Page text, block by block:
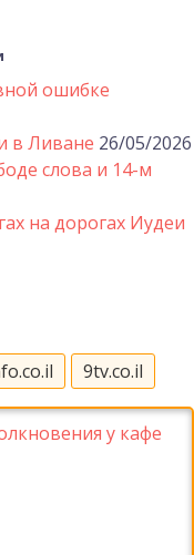
ошибке
в Ливане 26/05/2026
слова и 14-м
на дорогах Иудеи
9tv.co.il
у кафе